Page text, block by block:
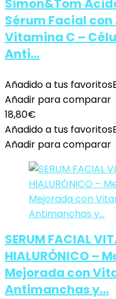
Simon&Tom
Sérum Facial
Vitamina C –
Anti…
Añadido a tus favoritos
Añadir para comparar
18,80€
Añadido a tus favoritos
Añadir para comparar
SERUM FACIAL
HIALURÓNICO –
Mejorada con
Antimanchas y…